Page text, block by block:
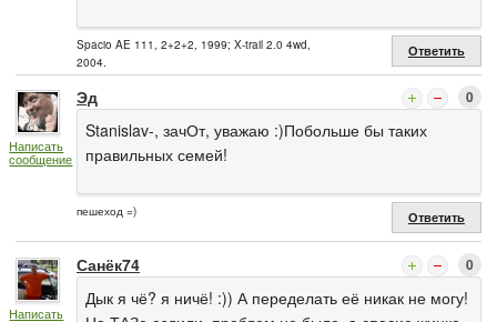
Spacio AE 111, 2+2+2, 1999; X-trail 2.0 4wd,
2004.
Ответить
Написать
сообщение
Эд 0
Stanislav-, зачОт, уважаю :)Побольше бы таких
правильных семей!
пешеход =) Ответить
Написать
Санёк74 0
Дык я чё? я ничё! :)) А переделать её никак не могу!